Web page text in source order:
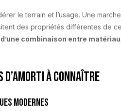
le terrain et l’usage. Une
des propriétés différentes de
combinaison entre
d’amorti à connaître
modernes